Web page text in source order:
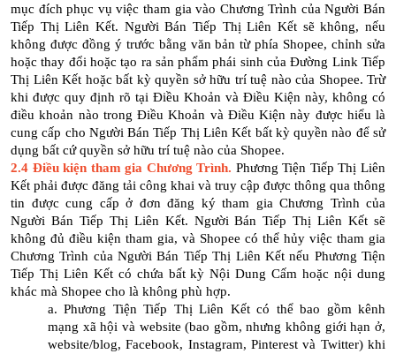
mục đích phục vụ việc tham gia vào Chương Trình của Người Bán
Tiếp Thị Liên Kết. Người Bán Tiếp Thị Liên Kết sẽ không, nếu
không được đồng ý trước bằng văn bản từ phía Shopee, chỉnh sửa
hoặc thay đổi hoặc tạo ra sản phẩm phái sinh của Đường Link Tiếp
Thị Liên Kết hoặc bất kỳ quyền sở hữu trí tuệ nào của Shopee. Trừ
khi được quy định rõ tại Điều Khoản và Điều Kiện này, không có
điều khoản nào trong Điều Khoản và Điều Kiện này được hiểu là
cung cấp cho Người Bán Tiếp Thị Liên Kết bất kỳ quyền nào để sử
dụng bất cứ quyền sở hữu trí tuệ nào của Shopee.
2.4 Điều kiện tham gia Chương Trình. Phương Tiện Tiếp Thị Liên
Kết phải được đăng tải công khai và truy cập được thông qua thông
tin được cung cấp ở đơn đăng ký tham gia Chương Trình của
Người Bán Tiếp Thị Liên Kết. Người Bán Tiếp Thị Liên Kết sẽ
không đủ điều kiện tham gia, và Shopee có thể hủy việc tham gia
Chương Trình của Người Bán Tiếp Thị Liên Kết nếu Phương Tiện
Tiếp Thị Liên Kết có chứa bất kỳ Nội Dung Cấm hoặc nội dung
khác mà Shopee cho là không phù hợp.
a. Phương Tiện Tiếp Thị Liên Kết có thể bao gồm kênh
mạng xã hội và website (bao gồm, nhưng không giới hạn ở,
website/blog, Facebook, Instagram, Pinterest và Twitter) khi